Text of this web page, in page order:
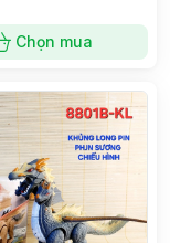
Chọn mua